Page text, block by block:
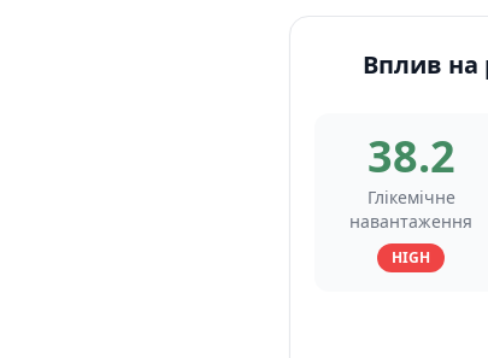
Вплив на
38.2
Глікемічне
навантаження
HIGH